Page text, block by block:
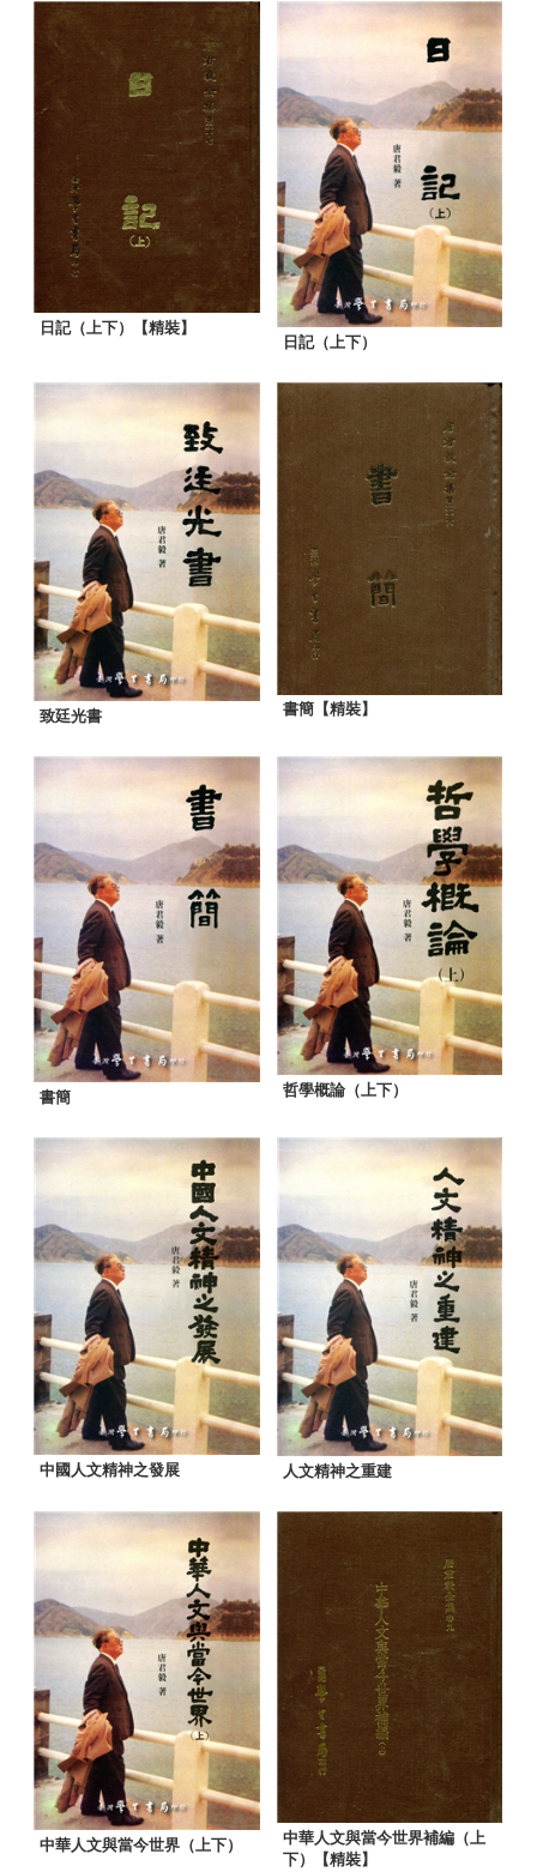
日記（上下）【精裝】
日記（上下）
致廷光書 書簡【精裝】
書簡 哲學概論（上下）
中國人文精神之發展 人文精神之重建
中華人文與當今世界（上下）
中華人文與當今世界補編（上
下）【精裝】